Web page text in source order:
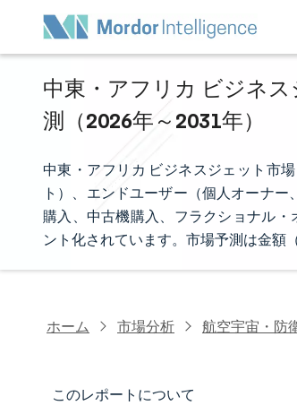
中東・アフリカ ビジネ
測（2026年～2031年）
中東・アフリカ ビジネスジェット市
ト）、エンドユーザー（個人オーナ
購入、中古機購入、フラクショナル
ント化されています。市場予測は金額
ホーム 市場分析 航空宇宙・防
このレポートについて